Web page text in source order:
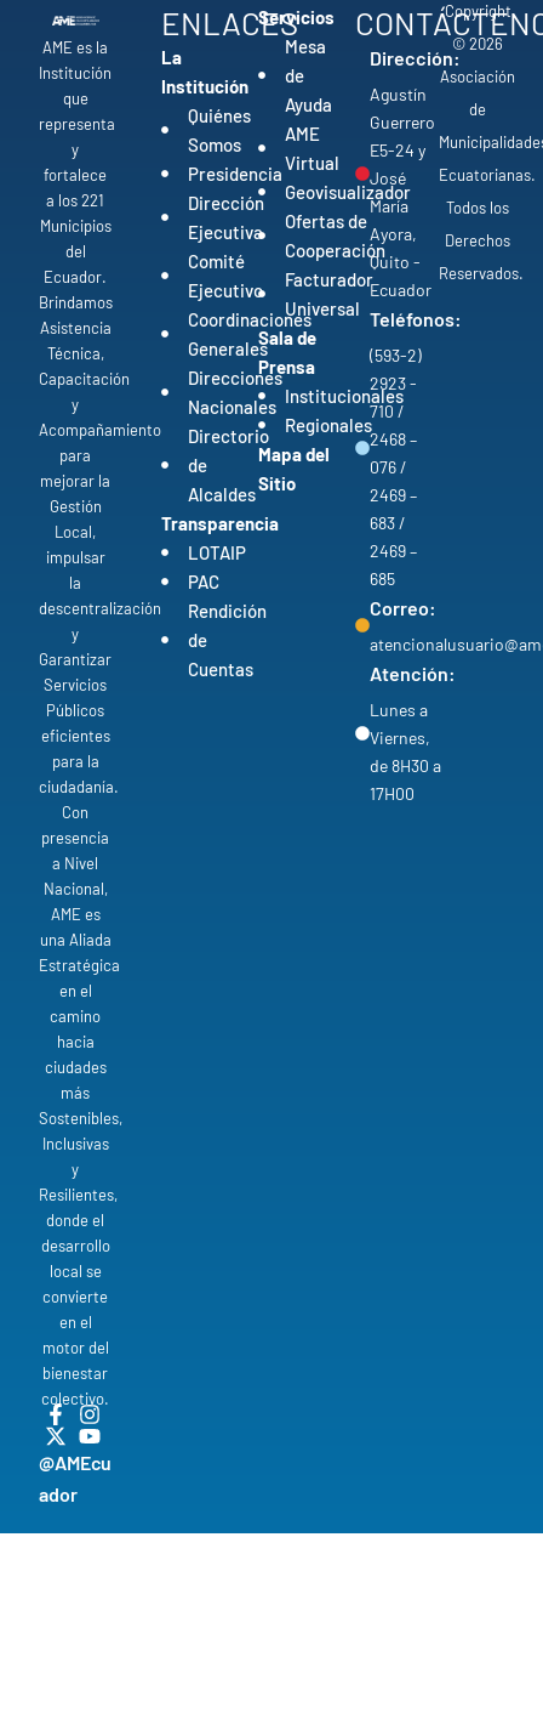
AME es la
Institución
que
representa
y
fortalece
a los 221
Municipios
del
Ecuador.
Brindamos
Asistencia
Técnica,
Capacitación
y
Acompañamiento
para
mejorar la
Gestión
Local,
impulsar
la
descentralización
y
Garantizar
Servicios
Públicos
eficientes
para la
ciudadanía.
Con
presencia
a Nivel
Nacional,
AME es
una Aliada
Estratégica
en el
camino
hacia
ciudades
más
Sostenibles,
Inclusivas
y
Resilientes,
donde el
desarrollo
local se
convierte
en el
motor del
bienestar
colectivo.
@AMEcu
ador
ENLACES
La
Institución
Quiénes
Somos
Presidencia
Dirección
Ejecutiva
Comité
Ejecutivo
Coordinaciones
Generales
Direcciones
Nacionales
Directorio
de
Alcaldes
Transparencia
LOTAIP
PAC
Rendición
de
Cuentas
Servicios
Mesa
de
Ayuda
AME
Virtual
Geovisualizador
Ofertas de
Cooperación
Facturador
Universal
Sala de
Prensa
Institucionales
Regionales
Mapa del
Sitio
Dirección:
Agustín
Guerrero
E5-24 y
José
María
Ayora,
Quito -
Ecuador
Teléfonos:
(593-2)
2923 -
710 /
2468 –
076 /
2469 –
683 /
2469 –
685
Correo:
Atención:
Lunes a
Viernes,
de 8H30 a
17H00
Copyright
© 2026
Asociación
de
Ecuatorianas.
Todos los
Derechos
Reservados.